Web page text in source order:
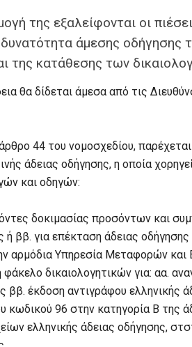
της εξαλείφονται οι
δυνατότητα άμεσης
της κατάθεσης των
θα δίδεται άμεσα από τις
44 του νομοσχεδίου,
άδειας οδήγησης, η οποία
και οδηγών:
δοκιμασίας προσόντων και
ή ββ. για επέκταση άδειας
αρμόδια Υπηρεσία Μεταφορών και
φάκελο δικαιολογητικών για: αα.
ββ. έκδοση αντιγράφου
κωδικού 96 στην κατηγορία Β της
ελληνικής άδειας οδήγησης,